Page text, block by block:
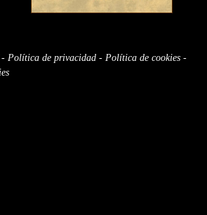
- Política de privacidad - Política de cookies -